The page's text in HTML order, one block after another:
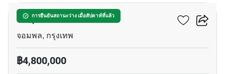
การยืนยันสถานะว่าง เมื่อสัปดาห์ที่แล้ว
มารุ ลาดพร้าว 15
จอมพล, กรุงเทพ
฿4,800,000